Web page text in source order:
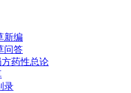
新编
问答
药性总论
录